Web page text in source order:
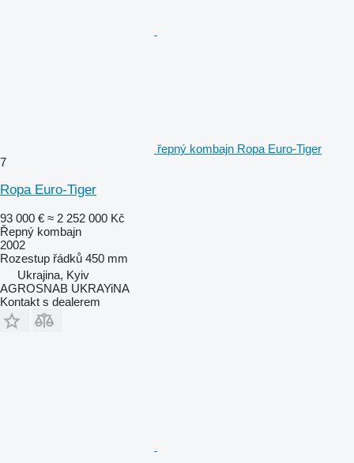
řepný kombajn Ropa Euro-Tiger
7
Ropa Euro-Tiger
93 000 € ≈ 2 252 000 Kč
Řepný kombajn
2002
Rozestup řádků 450 mm
Ukrajina, Kyiv
AGROSNAB UKRAYiNA
Kontakt s dealerem